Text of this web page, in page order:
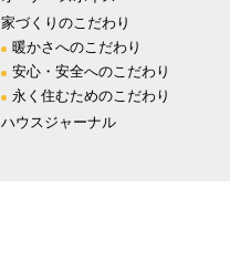
家づくりのこだわり
暖かさへのこだわり
安心・安全へのこだわり
永く住むためのこだわり
ハウスジャーナル